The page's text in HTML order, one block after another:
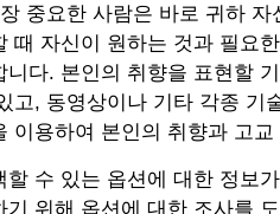
중요한 사람은 바로 귀하
때 자신이 원하는 것과 필요
니다. 본인의 취향을 표현할
고, 동영상이나 기타 각종 기
이용하여 본인의 취향과 고
할 수 있는 옵션에 대한 정보
기 위해 옵션에 대한 조사를